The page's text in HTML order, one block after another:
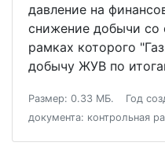
давление на
снижение добычи
рамках которого
добычу ЖУВ по
Размер: 0.33 МБ. Год
документа: контрольная